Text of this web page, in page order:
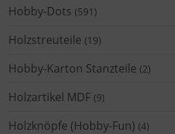
Hobby-Dots (591)
Holzstreuteile (19)
Hobby-Karton Stanzteile (2)
Holzartikel MDF (9)
Holzknöpfe (Hobby-Fun) (4)